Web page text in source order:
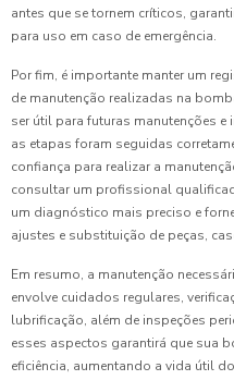
antes que se tornem críticos,
para uso em caso de emergência.
Por fim, é importante manter um
de manutenção realizadas na
ser útil para futuras manutenções
as etapas foram seguidas
confiança para realizar a
consultar um profissional
um diagnóstico mais preciso e
ajustes e substituição de peças,
Em resumo, a manutenção
envolve cuidados regulares,
lubrificação, além de inspeções
esses aspectos garantirá que sua
eficiência, aumentando a vida útil